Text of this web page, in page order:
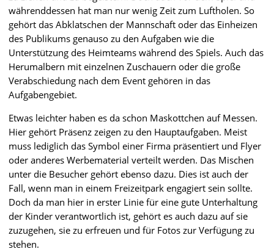
währenddessen hat man nur wenig Zeit zum Luftholen. So
gehört das Abklatschen der Mannschaft oder das Einheizen
des Publikums genauso zu den Aufgaben wie die
Unterstützung des Heimteams während des Spiels. Auch das
Herumalbern mit einzelnen Zuschauern oder die große
Verabschiedung nach dem Event gehören in das
Aufgabengebiet.
Etwas leichter haben es da schon Maskottchen auf Messen.
Hier gehört Präsenz zeigen zu den Hauptaufgaben. Meist
muss lediglich das Symbol einer Firma präsentiert und Flyer
oder anderes Werbematerial verteilt werden. Das Mischen
unter die Besucher gehört ebenso dazu. Dies ist auch der
Fall, wenn man in einem Freizeitpark engagiert sein sollte.
Doch da man hier in erster Linie für eine gute Unterhaltung
der Kinder verantwortlich ist, gehört es auch dazu auf sie
zuzugehen, sie zu erfreuen und für Fotos zur Verfügung zu
stehen.